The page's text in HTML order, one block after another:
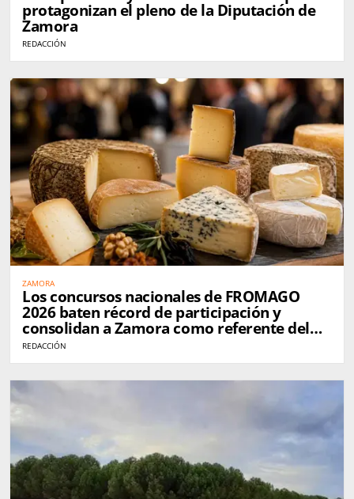
protagonizan el pleno de la Diputación de
Zamora
REDACCIÓN
ZAMORA
Los concursos nacionales de FROMAGO
2026 baten récord de participación y
consolidan a Zamora como referente del
queso en España
REDACCIÓN